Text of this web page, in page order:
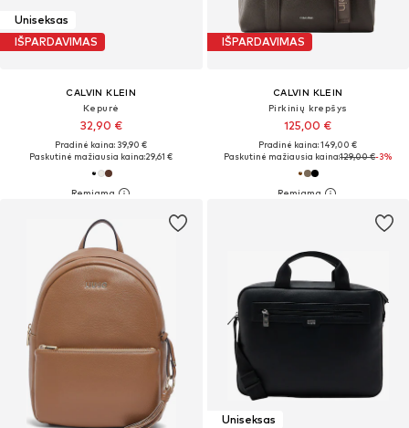
Uniseksas
IŠPARDAVIMAS
CALVIN KLEIN
Kepurė
32,90 €
Pradinė kaina: 39,90 €
Paskutinė mažiausia kaina:29,61 €
IŠPARDAVIMAS
CALVIN KLEIN
Pirkinių krepšys
125,00 €
Pradinė kaina: 149,00 €
Paskutinė mažiausia kaina:129,00 €-3%
Uniseksas